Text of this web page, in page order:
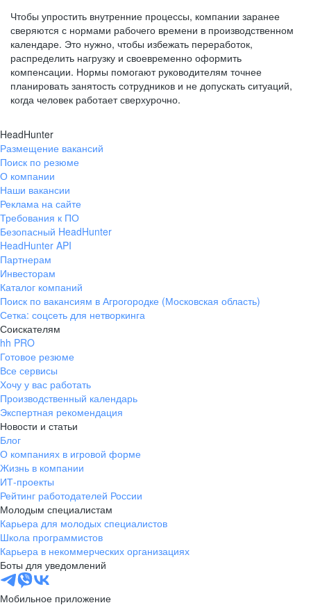
Чтобы упростить внутренние процессы, компании заранее
сверяются с нормами рабочего времени в производственном
календаре. Это нужно, чтобы избежать переработок,
распределить нагрузку и своевременно оформить
компенсации. Нормы помогают руководителям точнее
планировать занятость сотрудников и не допускать ситуаций,
когда человек работает сверхурочно.
HeadHunter
Размещение вакансий
Поиск по резюме
О компании
Наши вакансии
Реклама на сайте
Требования к ПО
Безопасный HeadHunter
HeadHunter API
Партнерам
Инвесторам
Каталог компаний
Поиск по вакансиям в Агрогородке (Московская область)
Сетка: соцсеть для нетворкинга
Соискателям
hh PRO
Готовое резюме
Все сервисы
Хочу у вас работать
Производственный календарь
Экспертная рекомендация
Новости и статьи
Блог
О компаниях в игровой форме
Жизнь в компании
ИТ-проекты
Рейтинг работодателей России
Молодым специалистам
Карьера для молодых специалистов
Школа программистов
Карьера в некоммерческих организациях
Боты для уведомлений
Мобильное приложение